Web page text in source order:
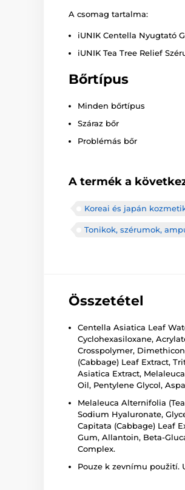
A csomag tartalma:
iUNIK Centella Nyugtató
iUNIK Tea Tree Relief
Bőrtípus
Minden bőrtípus
Száraz bőr
Problémás bőr
A termék a
Koreai és japán
Tonikok, szérumok,
Összetétel
Centella Asiatica Leaf
Cyclohexasiloxane,
Crosspolymer,
(Cabbage) Leaf Extract,
Asiatica Extract,
Oil, Pentylene Glycol,
Melaleuca Alternifolia
Sodium Hyaluronate,
Capitata (Cabbage) Leaf
Gum, Allantoin, Beta-
Complex.
Pouze k zevnímu použití.